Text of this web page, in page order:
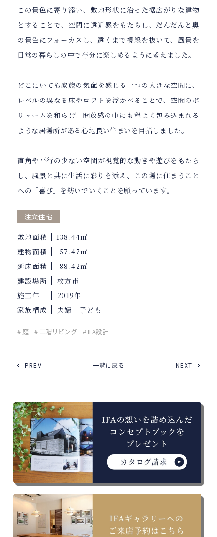
この景色に寄り添い、敷地形状に沿った裾広がりな建物
とすることで、空間に遠近感をもたらし、だんだんと奥
の景色にフォーカスし、遠くまで視線を抜いて、風景を
日常の暮らしの中で存分に楽しめるように考えました。
どこにいても家族の気配を感じる一つの大きな空間に、
レベルの異なる床やロフトを浮かべることで、空間のボ
リュームを和らげ、開放感の中にも程よく包み込まれる
ような居場所がある心地良い住まいを目指しました。
直角や平行の少ない空間が視覚的な動きや遊びをもたら
し、風景と共に生活に彩りを添え、この場に住まうこと
への「喜び」を紡いでいくことを願っています。
注文住宅
敷地面積
138.44㎡
建物面積
57.47㎡
延床面積
88.42㎡
建設場所
枚方市
施工年
2019年
家族構成
夫婦＋子ども
# 庭 # 二階リビング # IFA設計
PREV 一覧に戻る NEXT